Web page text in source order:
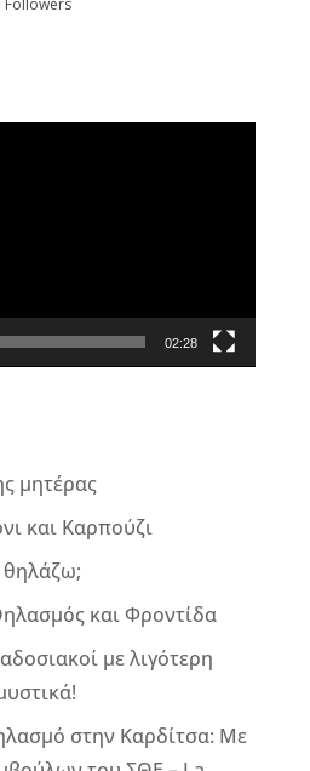
02:28
μητέρας
και Καρπούζι
και Φροντίδα
με λιγότερη
στην Καρδίτσα: Με